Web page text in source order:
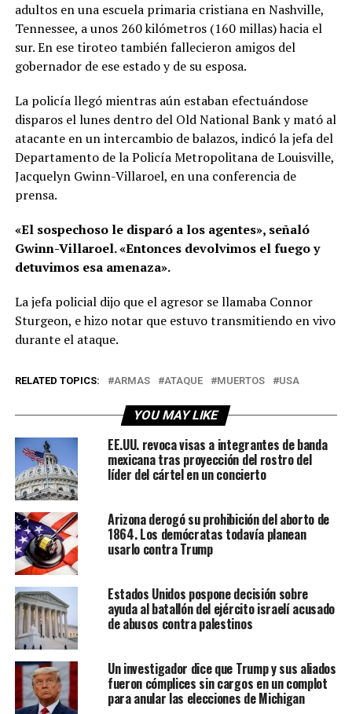
adultos en una escuela primaria cristiana en Nashville,
Tennessee, a unos 260 kilómetros (160 millas) hacia el
sur. En ese tiroteo también fallecieron amigos del
gobernador de ese estado y de su esposa.
La policía llegó mientras aún estaban efectuándose
disparos el lunes dentro del Old National Bank y mató al
atacante en un intercambio de balazos, indicó la jefa del
Departamento de la Policía Metropolitana de Louisville,
Jacquelyn Gwinn-Villaroel, en una conferencia de
prensa.
«El sospechoso le disparó a los agentes», señaló
Gwinn-Villaroel. «Entonces devolvimos el fuego y
detuvimos esa amenaza».
La jefa policial dijo que el agresor se llamaba Connor
Sturgeon, e hizo notar que estuvo transmitiendo en vivo
durante el ataque.
RELATED TOPICS: ARMAS ATAQUE MUERTOS USA
YOU MAY LIKE
EE.UU. revoca visas a integrantes de banda
mexicana tras proyección del rostro del
líder del cártel en un concierto
Arizona derogó su prohibición del aborto de
1864. Los demócratas todavía planean
usarlo contra Trump
Estados Unidos pospone decisión sobre
ayuda al batallón del ejército israelí acusado
de abusos contra palestinos
Un investigador dice que Trump y sus aliados
fueron cómplices sin cargos en un complot
para anular las elecciones de Michigan